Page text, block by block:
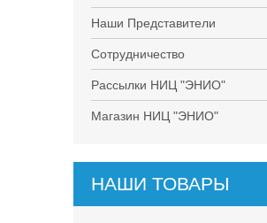
Наши Представители
Сотрудничество
Рассылки НИЦ "ЭНИО"
Магазин НИЦ "ЭНИО"
НАШИ ТОВАРЫ